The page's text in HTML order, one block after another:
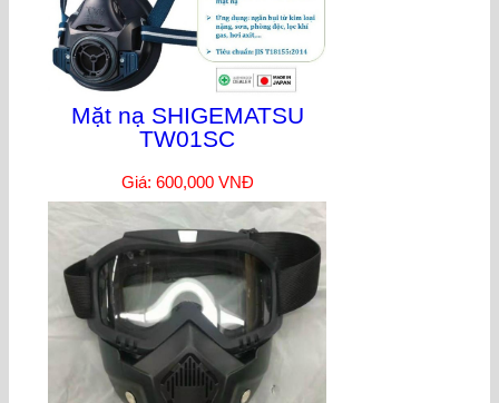
Mặt nạ SHIGEMATSU
TW01SC
Giá: 600,000 VNĐ